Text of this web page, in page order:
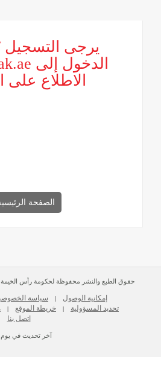
يرجى
الاطلاع على
الصفحة
حقوق الطبع والنشر محفوظة لحكومة رأس الخيمة –
إمكانية الوصول | سياسة
تحديد المسؤولية | خريطة الموقع |
اتصل بنا
آخر تحديث في يوم